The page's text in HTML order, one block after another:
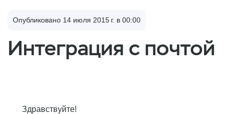
Опубликовано 14 июля 2015 г. в 00:00
Интеграция с почтой
Здравствуйте!